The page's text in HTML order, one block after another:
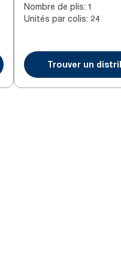
Nombre de plis: 1
Unités par colis: 24
Trouver un